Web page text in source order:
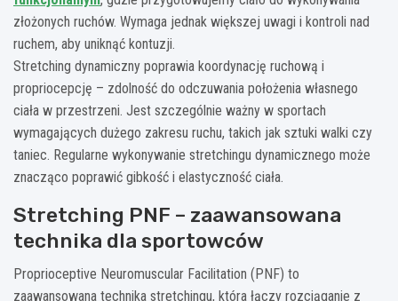
złożonych ruchów. Wymaga jednak większej uwagi i kontroli nad
ruchem, aby uniknąć kontuzji.
Stretching dynamiczny poprawia koordynację ruchową i
propriocepcję – zdolność do odczuwania położenia własnego
ciała w przestrzeni. Jest szczególnie ważny w sportach
wymagających dużego zakresu ruchu, takich jak sztuki walki czy
taniec. Regularne wykonywanie stretchingu dynamicznego może
znacząco poprawić gibkość i elastyczność ciała.
Stretching PNF – zaawansowana
technika dla sportowców
Proprioceptive Neuromuscular Facilitation (PNF) to
zaawansowana technika stretchingu, która łączy rozciąganie z